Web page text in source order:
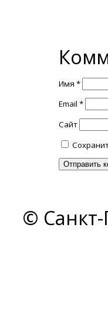
Имя *
Email *
Сайт
©